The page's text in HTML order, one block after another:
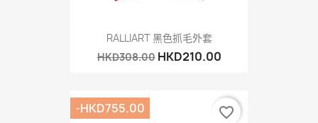
RALLIART 黑色抓毛外套
HKD308.00 HKD210.00
-HKD755.00 favorite_border